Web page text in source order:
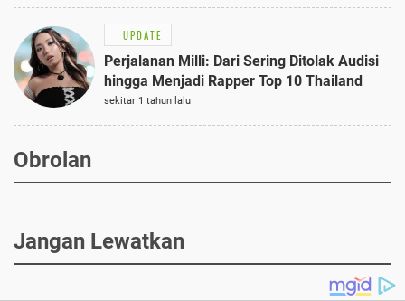
UPDATE
Perjalanan Milli: Dari Sering Ditolak Audisi
hingga Menjadi Rapper Top 10 Thailand
sekitar 1 tahun lalu
Obrolan
Jangan Lewatkan